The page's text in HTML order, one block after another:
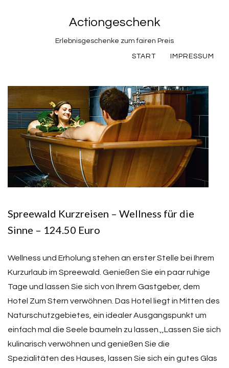
Actiongeschenk
Erlebnisgeschenke zum fairen Preis
START IMPRESSUM
Spreewald Kurzreisen – Wellness für die
Sinne – 124.50 Euro
Wellness und Erholung stehen an erster Stelle bei Ihrem
Kurzurlaub im Spreewald. Genießen Sie ein paar ruhige
Tage und lassen Sie sich von Ihrem Gastgeber, dem
Hotel Zum Stern verwöhnen. Das Hotel liegt in Mitten des
Naturschutzgebietes, ein idealer Ausgangspunkt um
einfach mal die Seele baumeln zu lassen.,,Lassen Sie sich
kulinarisch verwöhnen und genießen Sie die
Spezialitäten des Hauses, lassen Sie sich ein gutes Glas